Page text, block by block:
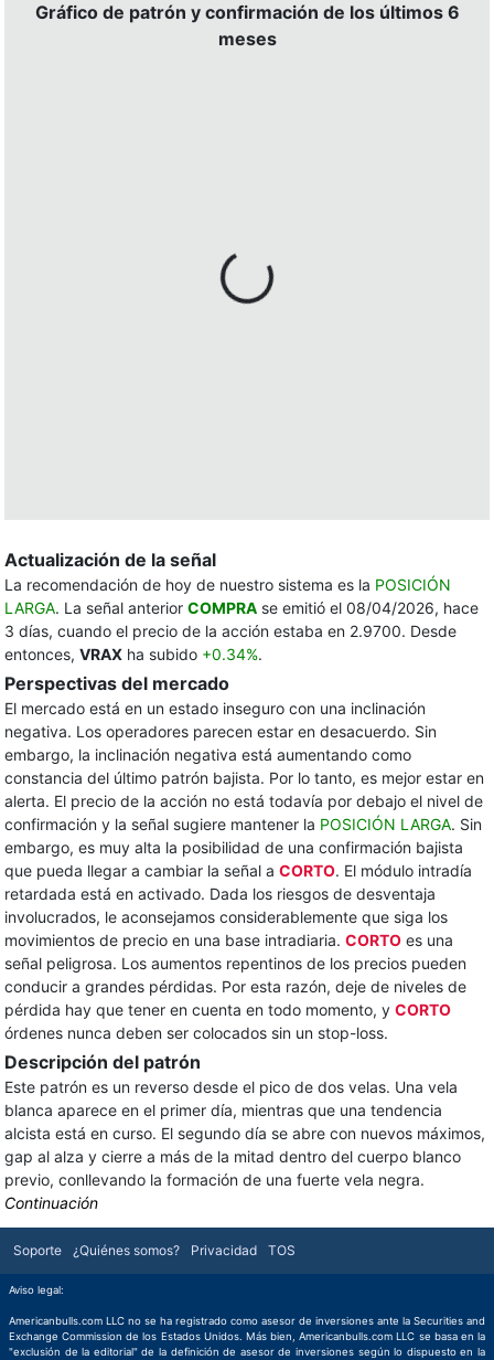
Gráfico de patrón y confirmación de los últimos 6
meses
Actualización de la señal
La recomendación de hoy de nuestro sistema es la POSICIÓN
LARGA. La señal anterior COMPRA se emitió el 08/04/2026, hace
3 días, cuando el precio de la acción estaba en 2.9700. Desde
entonces, VRAX ha subido +0.34%.
Perspectivas del mercado
El mercado está en un estado inseguro con una inclinación
negativa. Los operadores parecen estar en desacuerdo. Sin
embargo, la inclinación negativa está aumentando como
constancia del último patrón bajista. Por lo tanto, es mejor estar en
alerta. El precio de la acción no está todavía por debajo el nivel de
confirmación y la señal sugiere mantener la POSICIÓN LARGA. Sin
embargo, es muy alta la posibilidad de una confirmación bajista
que pueda llegar a cambiar la señal a CORTO. El módulo intradía
retardada está en activado. Dada los riesgos de desventaja
involucrados, le aconsejamos considerablemente que siga los
movimientos de precio en una base intradiaria. CORTO es una
señal peligrosa. Los aumentos repentinos de los precios pueden
conducir a grandes pérdidas. Por esta razón, deje de niveles de
pérdida hay que tener en cuenta en todo momento, y CORTO
órdenes nunca deben ser colocados sin un stop-loss.
Descripción del patrón
Este patrón es un reverso desde el pico de dos velas. Una vela
blanca aparece en el primer día, mientras que una tendencia
alcista está en curso. El segundo día se abre con nuevos máximos,
gap al alza y cierre a más de la mitad dentro del cuerpo blanco
previo, conllevando la formación de una fuerte vela negra.
Continuación
Soporte ¿Quiénes somos? Privacidad TOS
Aviso legal:
Americanbulls.com LLC no se ha registrado como asesor de inversiones ante la Securities and
Exchange Commission de los Estados Unidos. Más bien, Americanbulls.com LLC se basa en la
"exclusión de la editorial" de la definición de asesor de inversiones según lo dispuesto en la